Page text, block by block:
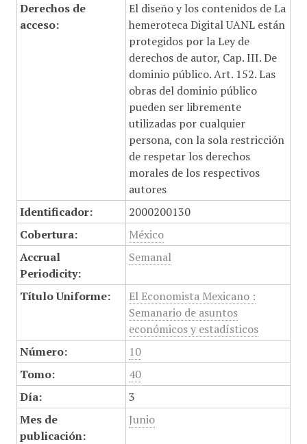
Derechos de
acceso:
El diseño y los contenidos de La
hemeroteca Digital UANL están
protegidos por la Ley de
derechos de autor, Cap. III. De
dominio público. Art. 152. Las
obras del dominio público
pueden ser libremente
utilizadas por cualquier
persona, con la sola restricción
de respetar los derechos
morales de los respectivos
autores
Identificador:
2000200130
Cobertura:
México
Accrual
Periodicity:
Semanal
Título Uniforme:
El Economista Mexicano :
Semanario de asuntos
económicos y estadísticos
Número:
10
Tomo:
40
Día:
3
Mes de
publicación:
Junio